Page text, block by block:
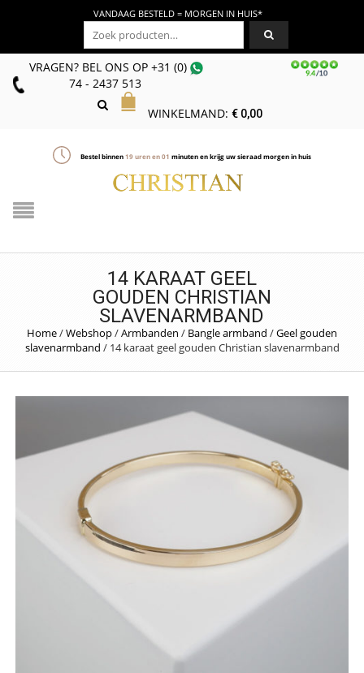
VANDAAG BESTELD = MORGEN IN HUIS*
Zoeken naar:
VRAGEN? BEL ONS OP+31 (0)
74 - 2437 513
WINKELMAND: €0,00
Bestel binnen19uren en01 minuten en krijg uw sieraad morgen in huis
14 KARAAT GEEL
GOUDEN CHRISTIAN
SLAVENARMBAND
Home/Webshop/Armbanden / Bangle armband /Geel gouden
slavenarmband / 14 karaat geel gouden Christian slavenarmband